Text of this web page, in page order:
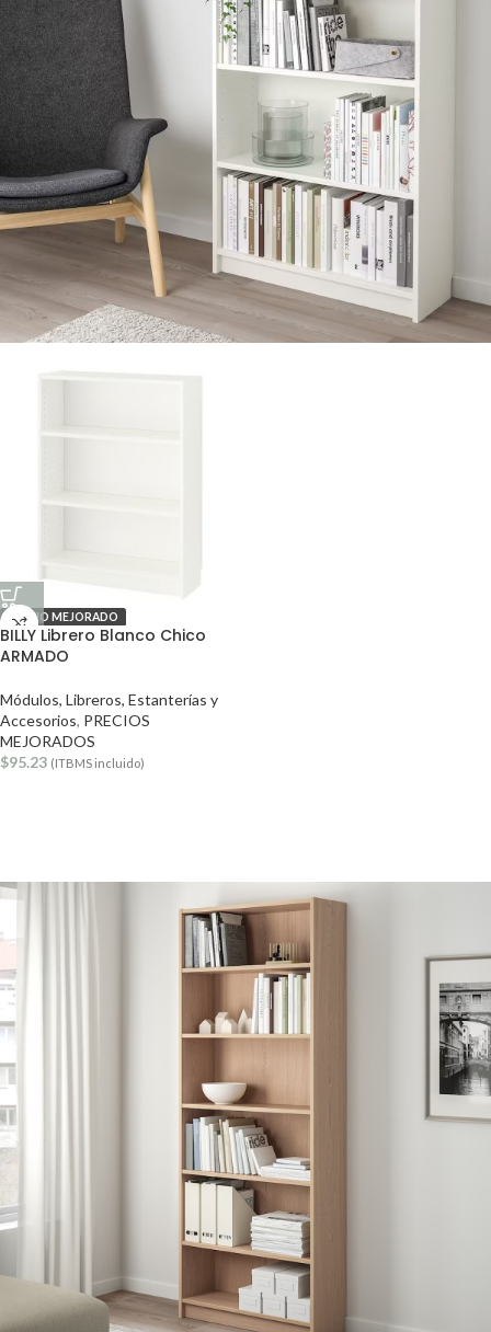
PRECIO MEJORADO
BILLY Librero Blanco Chico
ARMADO
Módulos, Libreros, Estanterías y
Accesorios, PRECIOS
MEJORADOS
$95.23 (ITBMS incluido)